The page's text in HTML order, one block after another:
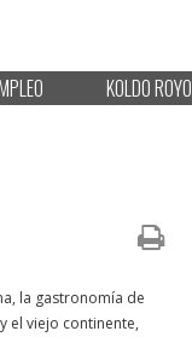
KOLDO ROYO
la gastronomía de
el viejo continente,